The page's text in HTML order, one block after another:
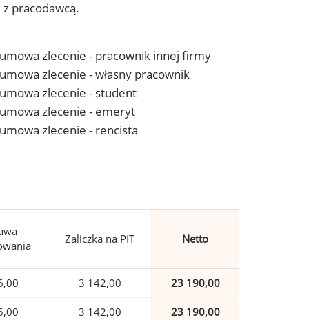
pracodawcą.
zlecenie - pracownik innej firmy
zlecenie - własny pracownik
zlecenie - student
zlecenie - emeryt
zlecenie - rencista
Zaliczka na PIT Netto
3 142,00 23 190,00
3 142,00 23 190,00